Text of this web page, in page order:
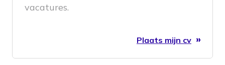
vacatures.
Plaats mijn cv